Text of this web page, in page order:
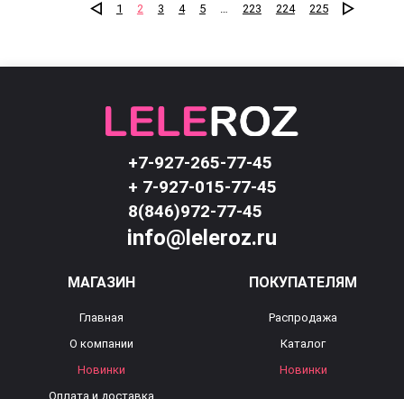
1 2 3 4 5 … 223 224 225
+7-927-265-77-45
+ 7-927-015-77-45
8(846)972-77-45
info@leleroz.ru
МАГАЗИН
Главная
О компании
Новинки
Оплата и доставка
ПОКУПАТЕЛЯМ
Распродажа
Каталог
Новинки